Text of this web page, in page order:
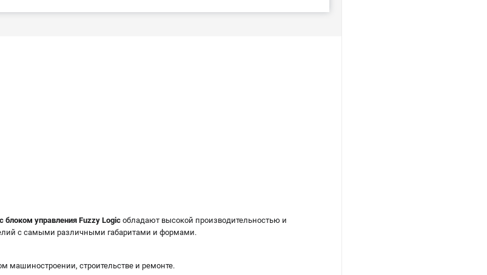
блоком управления Fuzzy Logic обладают высокой производительностью и
с самыми различными габаритами и формами.
машиностроении, строительстве и ремонте.